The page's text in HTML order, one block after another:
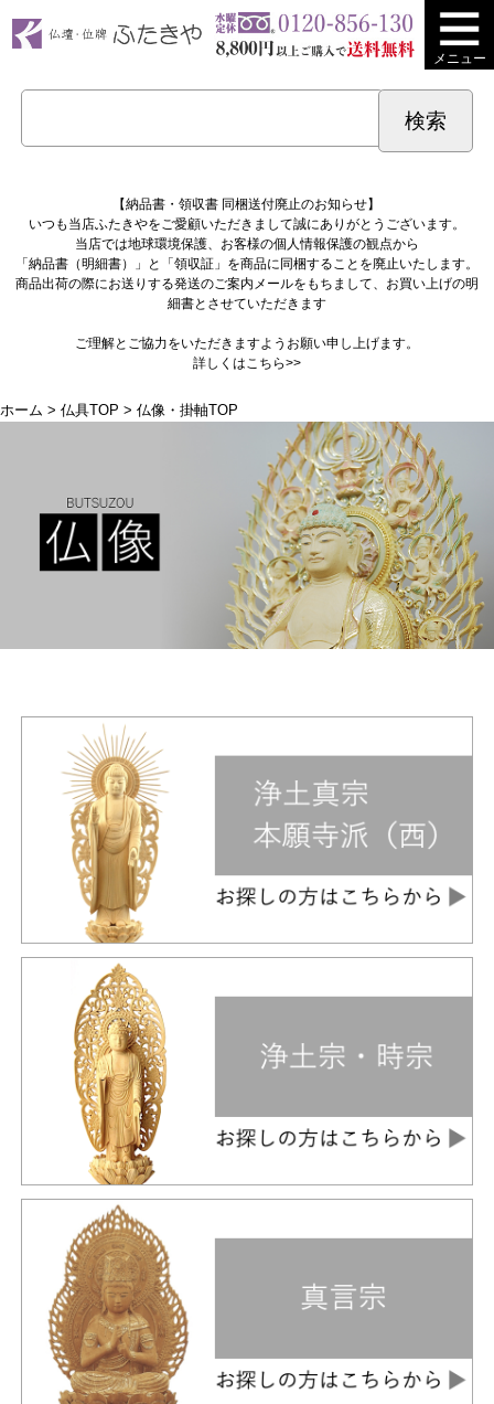
メニュー
【納品書・領収書 同梱送付廃止のお知らせ】
いつも当店ふたきやをご愛顧いただきまして誠にありがとうございます。
当店では地球環境保護、お客様の個人情報保護の観点から
「納品書（明細書）」と「領収証」を商品に同梱することを廃止いたします。
商品出荷の際にお送りする発送のご案内メールをもちまして、お買い上げの明
細書とさせていただきます
ご理解とご協力をいただきますようお願い申し上げます。
詳しくはこちら>>
ホーム > 仏具TOP > 仏像・掛軸TOP